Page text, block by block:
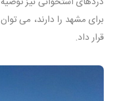
برای مشهد را دارند، می
قرار داد.